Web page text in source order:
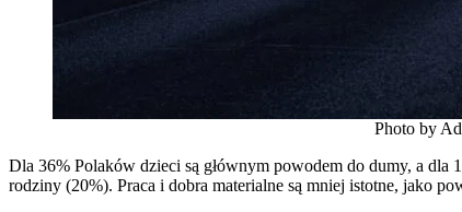
Photo by
Dla 36% Polaków dzieci są głównym powodem do dumy, a dla
rodziny (20%). Praca i dobra materialne są mniej istotne, jako